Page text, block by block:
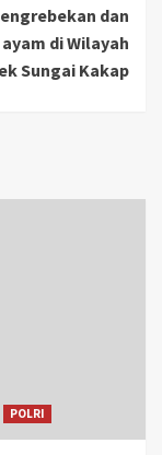
dan
di Wilayah
Sungai Kakap
POLRI